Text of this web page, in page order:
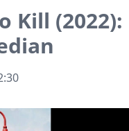
Kill (2022):